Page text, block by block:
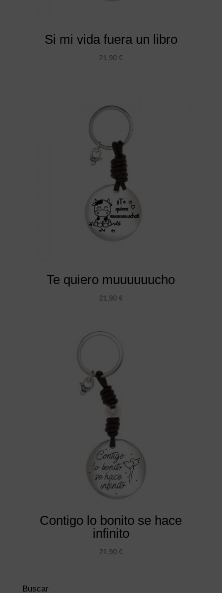
Si mi vida fuera un libro
21,90 €
Te quiero muuuuuucho
21,90 €
Contigo lo bonito se hace
infinito
21,90 €
Buscar